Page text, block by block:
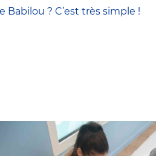
? C’est très simple !